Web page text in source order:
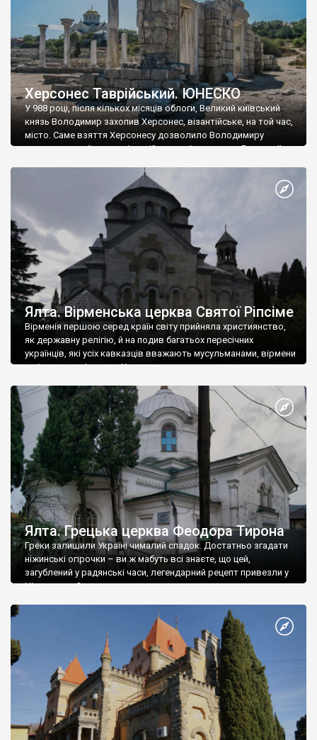
Херсонес Таврійський. ЮНЕСКО
У 988 році, після кількох місяців облоги, Великий київський
князь Володимир захопив Херсонес, візантійське, на той час,
місто. Саме взяття Херсонесу дозволило Володимиру
диктувати свої умови візантійському імператору Василю ІІ, та
Херсонесі Володимир-язичник, став Василем-християнином.
А потім було Хрещення Русі. На честь Херсонесу Таврійського
Ялта. Вірменська церква Святої Ріпсіме
Вірменія першою серед країн світу прийняла християнство,
як державну релігію, й на подив багатьох пересічних
українців, які усіх кавказців вважають мусульманами, вірмени
є відданими вірянами Христа
Ялта. Грецька церква Феодора Тирона
Греки залишили Україні чималий спадок. Достатньо згадати
ніжинські огірочки – ви ж мабуть всі знаєте, що цей,
загублений у радянські часи, легендарний рецепт привезли у
Ніжин греки?